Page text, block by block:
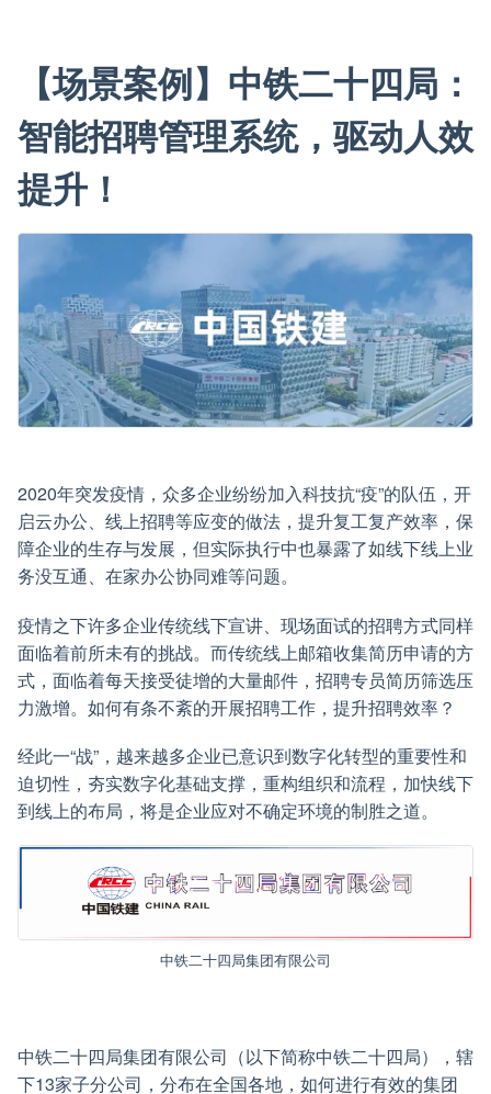
【场景案例】中铁二十四局：
智能招聘管理系统，驱动人效
提升！
2020年突发疫情，众多企业纷纷加入科技抗“疫”的队伍，开
启云办公、线上招聘等应变的做法，提升复工复产效率，保
障企业的生存与发展，但实际执行中也暴露了如线下线上业
务没互通、在家办公协同难等问题。
疫情之下许多企业传统线下宣讲、现场面试的招聘方式同样
面临着前所未有的挑战。而传统线上邮箱收集简历申请的方
式，面临着每天接受徒增的大量邮件，招聘专员简历筛选压
力激增。如何有条不紊的开展招聘工作，提升招聘效率？
经此一“战”，越来越多企业已意识到数字化转型的重要性和
迫切性，夯实数字化基础支撑，重构组织和流程，加快线下
到线上的布局，将是企业应对不确定环境的制胜之道。
中铁二十四局集团有限公司
中铁二十四局集团有限公司（以下简称中铁二十四局），辖
下13家子分公司，分布在全国各地，如何进行有效的集团